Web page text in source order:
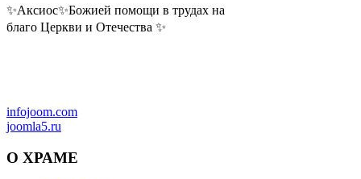
✨Аксиос✨Божией помощи в трудах на
благо Церкви и Отечества ✨
infojoom.com
joomla5.ru
О ХРАМЕ